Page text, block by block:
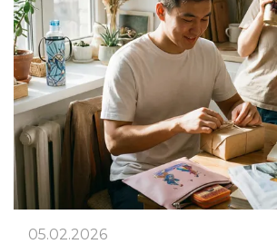
05.02.2026